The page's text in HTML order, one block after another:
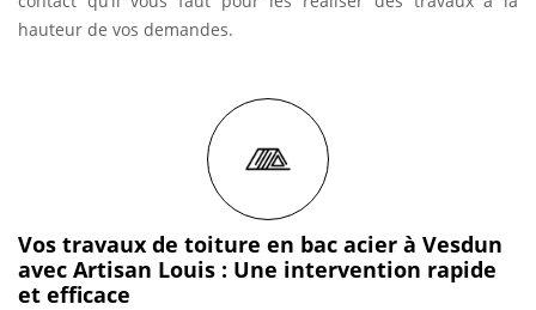
hauteur de vos demandes.
Vos travaux de toiture en bac acier à Vesdun
avec Artisan Louis : Une intervention rapide
et efficace